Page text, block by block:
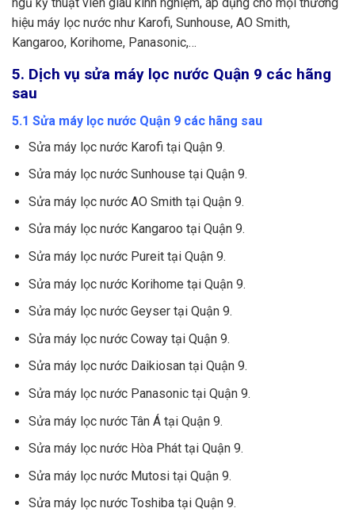
hiệu máy lọc nước như Karofi, Sunhouse, AO Smith,
Kangaroo, Korihome, Panasonic,…
5. Dịch vụ sửa máy lọc nước Quận 9 các hãng
sau
5.1 Sửa máy lọc nước Quận 9 các hãng sau
Sửa máy lọc nước Karofi tại Quận 9.
Sửa máy lọc nước Sunhouse tại Quận 9.
Sửa máy lọc nước AO Smith tại Quận 9.
Sửa máy lọc nước Kangaroo tại Quận 9.
Sửa máy lọc nước Pureit tại Quận 9.
Sửa máy lọc nước Korihome tại Quận 9.
Sửa máy lọc nước Geyser tại Quận 9.
Sửa máy lọc nước Coway tại Quận 9.
Sửa máy lọc nước Daikiosan tại Quận 9.
Sửa máy lọc nước Panasonic tại Quận 9.
Sửa máy lọc nước Tân Á tại Quận 9.
Sửa máy lọc nước Hòa Phát tại Quận 9.
Sửa máy lọc nước Mutosi tại Quận 9.
Sửa máy lọc nước Toshiba tại Quận 9.